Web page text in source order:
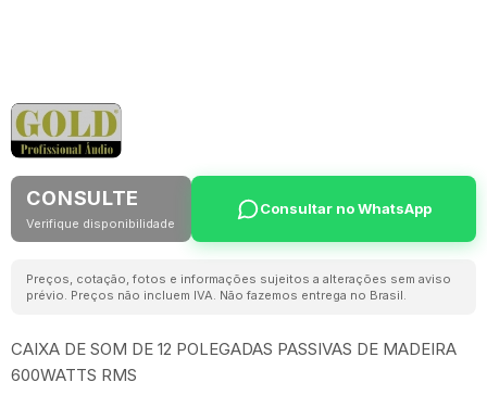
CONSULTE
Verifique disponibilidade
Consultar no WhatsApp
Preços, cotação, fotos e informações sujeitos a alterações sem aviso
prévio. Preços não incluem IVA. Não fazemos entrega no Brasil.
CAIXA DE SOM DE 12 POLEGADAS PASSIVAS DE MADEIRA
600WATTS RMS